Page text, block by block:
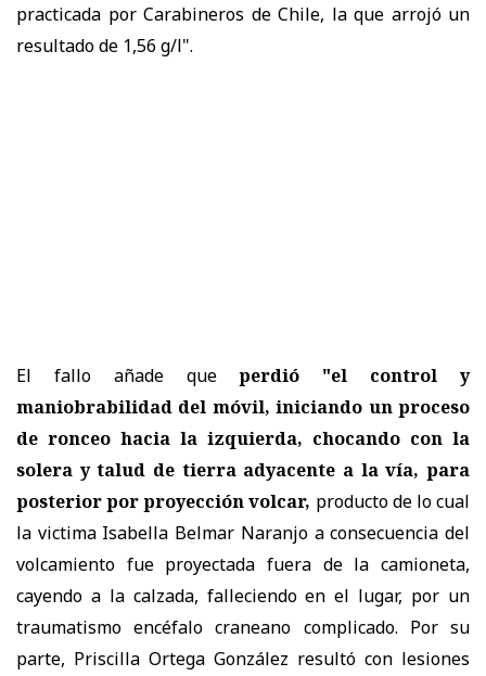
practicada por Carabineros de Chile, la que arrojó un
resultado de 1,56 g/l".
El fallo añade queperdió "el control y
maniobrabilidad del móvil, iniciando un proceso
de ronceo hacia la izquierda, chocando con la
solera y talud de tierra adyacente a la vía, para
posterior por proyección volcar, producto de lo cual
la victima Isabella Belmar Naranjo a consecuencia del
volcamiento fue proyectada fuera de la camioneta,
cayendo a la calzada, falleciendo en el lugar, por un
traumatismo encéfalo craneano complicado. Por su
parte, Priscilla Ortega González resultó con lesiones